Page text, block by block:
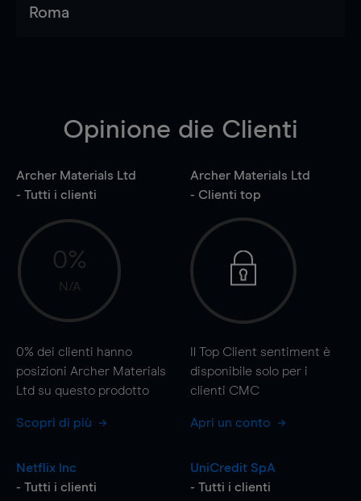
Roma
Opinione die Clienti
Archer Materials Ltd
- Tutti i clienti
0%
N/A
0% dei clienti hanno
posizioni Archer Materials
Ltd su questo prodotto
Scopri di più
Archer Materials Ltd
- Clienti top
Il Top Client sentiment è
disponibile solo per i
clienti CMC
Apri un conto
Netflix Inc
- Tutti i clienti
UniCredit SpA
- Tutti i clienti